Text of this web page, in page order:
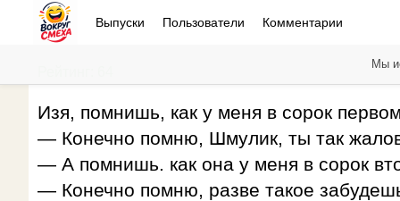
Выпуски Пользователи Комментарии
Изя, помнишь, как у меня в сорок
— Конечно помню, Шмулик, ты так
— А помнишь. как она у меня в сорок
— Конечно помню, разве такое
Мы